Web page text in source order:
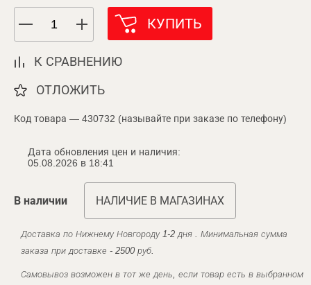
КУПИТЬ
К СРАВНЕНИЮ
ОТЛОЖИТЬ
Код товара — 430732 (называйте при заказе по телефону)
Дата обновления цен и наличия:
05.08.2026 в 18:41
В наличии НАЛИЧИЕ В МАГАЗИНАХ
Доставка по Нижнему Новгороду 1-2 дня . Минимальная сумма
заказа при доставке - 2500 руб.
Самовывоз возможен в тот же день, если товар есть в выбранном